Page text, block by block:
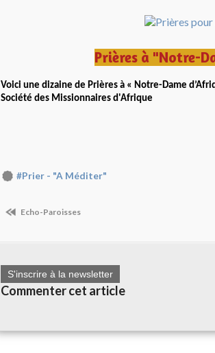
Prières à "Notre-
Voici une dizaine de Prières à « Notre-Dame
Société des Missionnaires d'Afrique
#Prier - "A Méditer"
Echo-Paroisses
S'inscrire à la newsletter
Commenter cet article